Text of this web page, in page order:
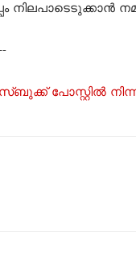
നിലപാടെടുക്കാൻ
പോസ്റ്റില്‍